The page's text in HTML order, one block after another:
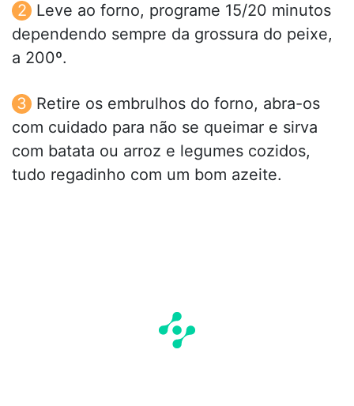
Leve ao forno, programe 15/20 minutos
dependendo sempre da grossura do peixe,
a 200º.
Retire os embrulhos do forno, abra-os
com cuidado para não se queimar e sirva
com batata ou arroz e legumes cozidos,
tudo regadinho com um bom azeite.